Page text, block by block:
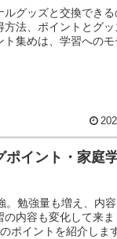
グッズと交換できる
方法、ポイントとグ
集めは、学習へのモ
イント・家庭
。勉強量も増え、内
内容も変化して来ま
ポイントを紹介しま